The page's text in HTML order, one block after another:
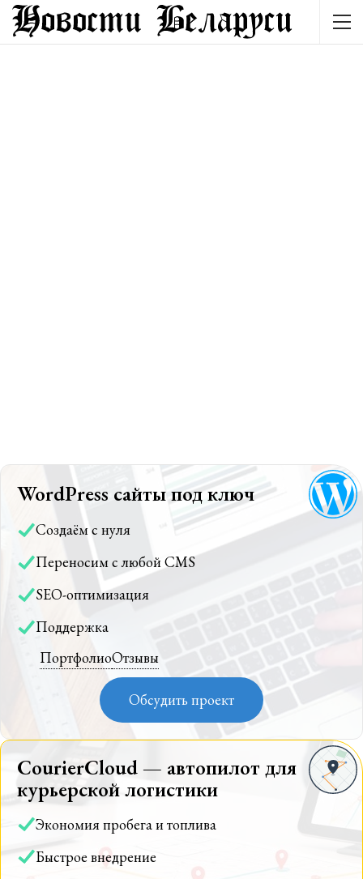
WordPress сайты под ключ
Создаём с нуля
Переносим с любой CMS
SEO-оптимизация
Поддержка
ПортфолиоОтзывы
Обсудить проект
CourierCloud — автопилот для
курьерской логистики
Экономия пробега и топлива
Быстрое внедрение